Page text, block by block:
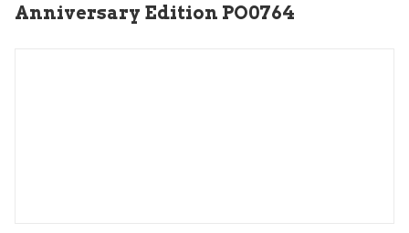
Anniversary Edition PO0764